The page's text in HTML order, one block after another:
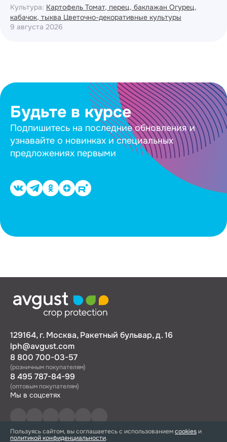
Культура: Картофель Томат, перец, баклажан Огурец,
кабачок, тыква Цветочно-декоративные культуры
9 августа 2026
Будьте в курсе
Подпишитесь на последние обновления и
узнавайте о новинках и специальных
предложениях первыми
129164, г. Москва, Ракетный бульвар, д. 16
lph@avgust.com
8 800 700-03-57
(розничным покупателям)
8 495 787-84-99
(оптовым покупателям)
Мы в соцсетях
Пользуясь сайтом, вы соглашаетесь с использованиемcookiesи
политикой конфиденциальности.